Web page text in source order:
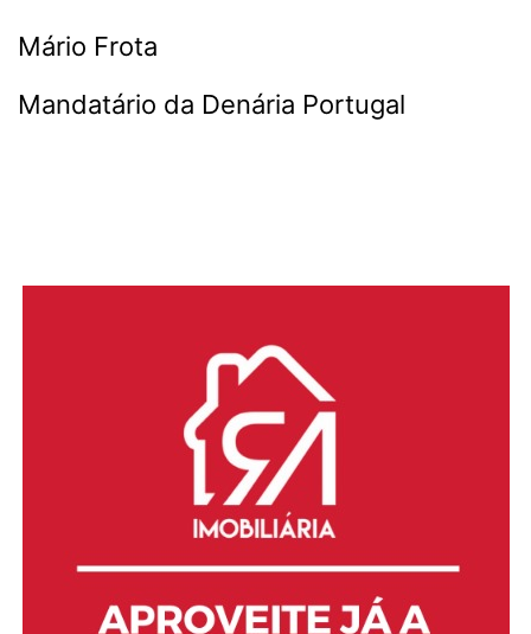
Mário Frota
Mandatário da Denária Portugal